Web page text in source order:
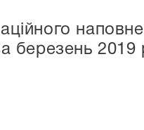
березень 2019